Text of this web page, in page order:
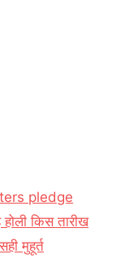
pledge
किस तारीख
मुहूर्त